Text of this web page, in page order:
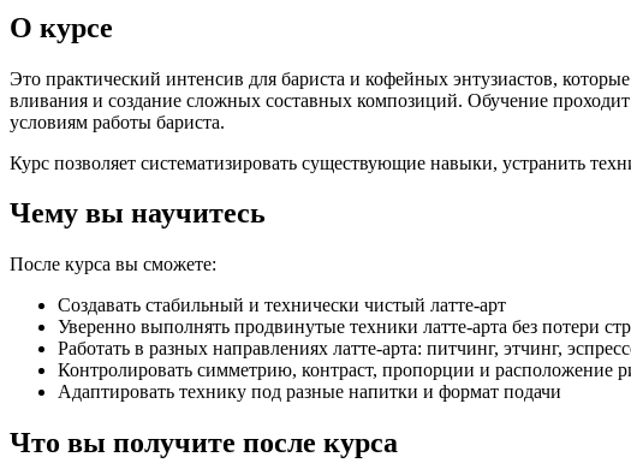
О курсе
Это практический интенсив для бариста и кофейных энтузиастов,
вливания и создание сложных составных композиций. Обучение
условиям работы бариста.
Курс позволяет систематизировать существующие навыки, устранить
Чему вы научитесь
После курса вы сможете:
Создавать стабильный и технически чистый латте-арт
Уверенно выполнять продвинутые техники латте-арта без потери
Работать в разных направлениях латте-арта: питчинг, этчинг,
Контролировать симметрию, контраст, пропорции и расположение
Адаптировать технику под разные напитки и формат подачи
Что вы получите после курса